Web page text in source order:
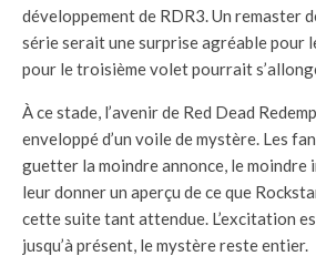
développement de RDR3. Un remaster
série serait une surprise agréable pour
pour le troisième volet pourrait
À ce stade, l’avenir de Red Dead
enveloppé d’un voile de mystère. Les
guetter la moindre annonce, le moindre
leur donner un aperçu de ce que
cette suite tant attendue. L’excitation
jusqu’à présent, le mystère reste entier.